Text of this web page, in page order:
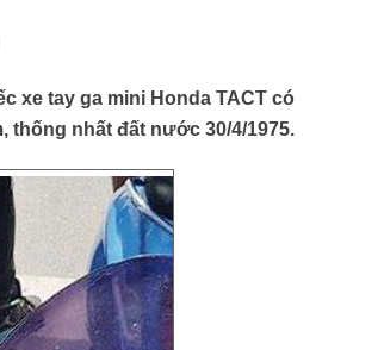
xe tay ga mini Honda TACT có
thống nhất đất nước 30/4/1975.